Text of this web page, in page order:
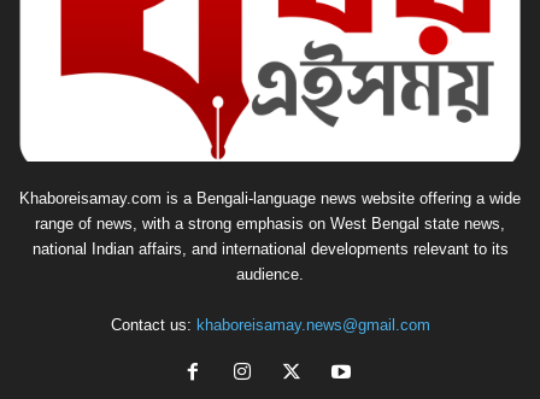
Khaboreisamay.com is a Bengali-language news website offering a wide
range of news, with a strong emphasis on West Bengal state news,
national Indian affairs, and international developments relevant to its
audience.
Contact us: khaboreisamay.news@gmail.com